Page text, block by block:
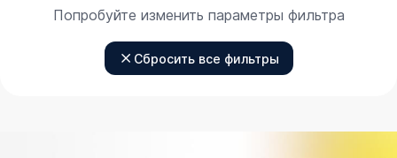
Попробуйте изменить параметры фильтра
Сбросить все фильтры